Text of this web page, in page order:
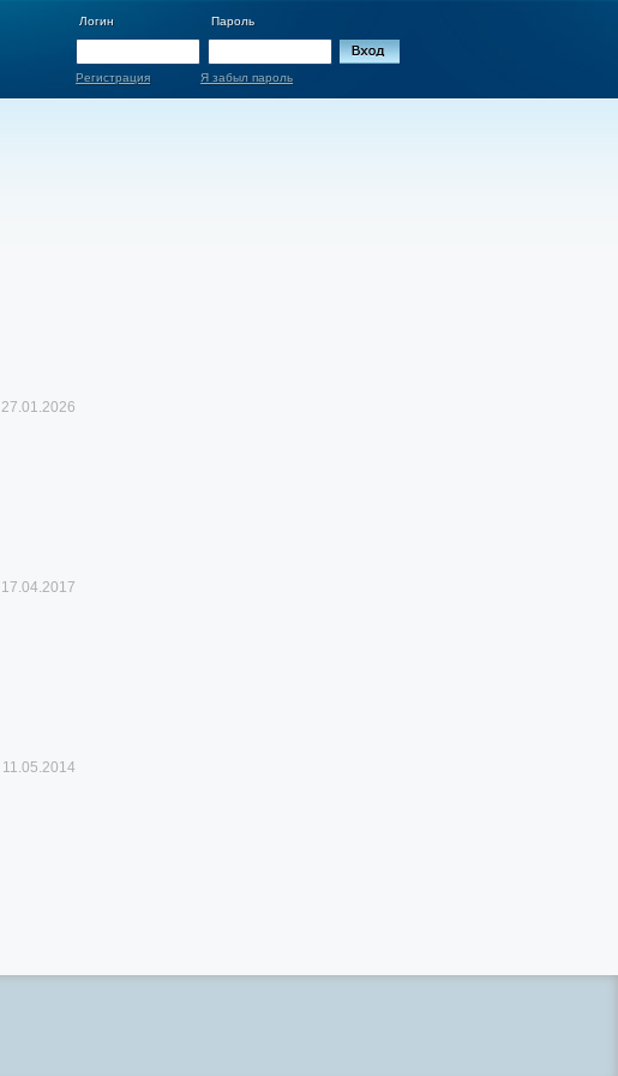
Логин Пароль
Регистрация Я забыл пароль
27.01.2026
17.04.2017
11.05.2014